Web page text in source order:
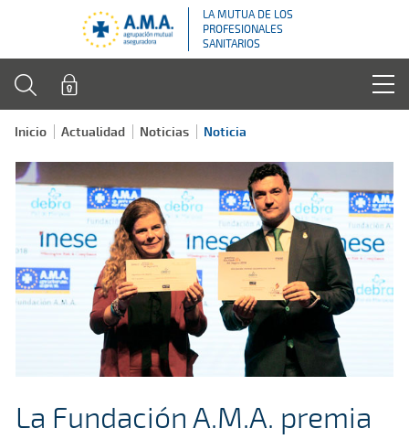
LA MUTUA DE LOS
PROFESIONALES
SANITARIOS
Inicio Actualidad Noticias Noticia
La Fundación A.M.A. premia